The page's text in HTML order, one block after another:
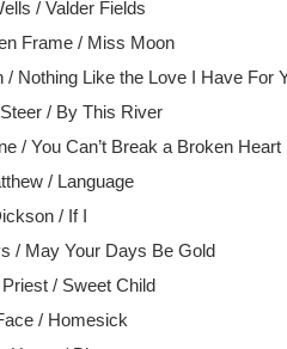
/ Valder Fields
Frame / Miss Moon
/ Nothing Like the Love I Have For
/ By This River
/ You Can’t Break a Broken Heart
/ Language
/ If I
/ May Your Days Be Gold
/ Sweet Child
/ Homesick